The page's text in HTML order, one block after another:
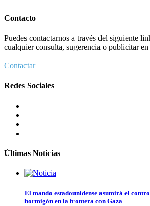
Contacto
Puedes contactarnos a través del siguiente
cualquier consulta, sugerencia o publicitar
Contactar
Redes Sociales
Últimas Noticias
El mando estadounidense asumirá el
hormigón en la frontera con Gaza